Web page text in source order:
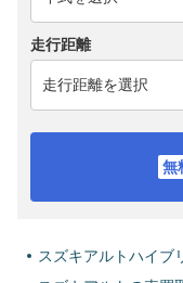
走行距離
スズキアルトハイブ